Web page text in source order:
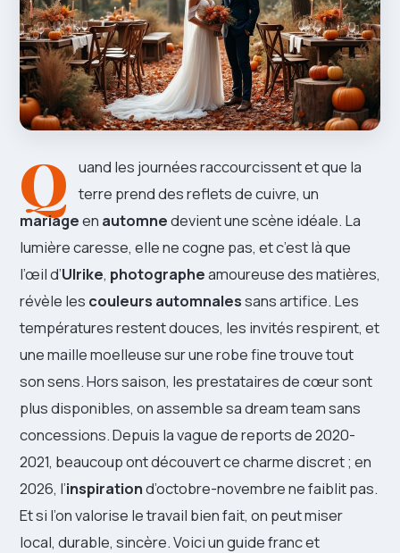
Q uand les journées raccourcissent et que la
terre prend des reflets de cuivre, un
mariageen automnedevient une scène idéale. La
lumière caresse, elle ne cogne pas, et c’est là que
l’œil d’Ulrike, photographeamoureuse des matières,
révèle les couleurs automnalessans artifice. Les
températures restent douces, les invités respirent, et
une maille moelleuse sur une robe fine trouve tout
son sens. Hors saison, les prestataires de cœur sont
plus disponibles, on assemble sa dream team sans
concessions. Depuis la vague de reports de 2020-
2021, beaucoup ont découvert ce charme discret ; en
2026, l’inspirationd’octobre-novembre ne faiblit pas.
Et si l’on valorise le travail bien fait, on peut miser
local, durable, sincère. Voici un guide franc et